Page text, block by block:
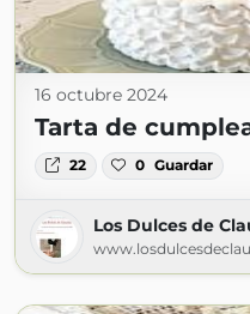
16 octubre 2024
Tarta de
22 0 Guardar
Los Dulces de